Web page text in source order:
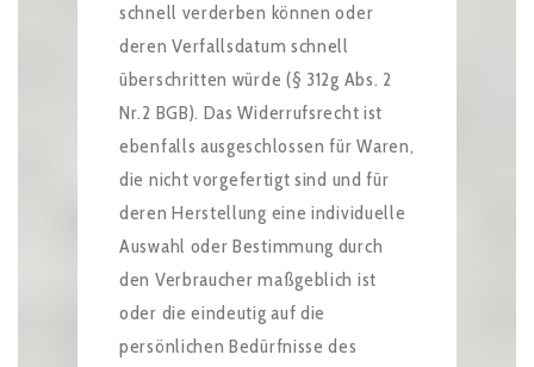
schnell verderben können oder
deren Verfallsdatum schnell
überschritten würde (§ 312g Abs. 2
Nr.2 BGB). Das Widerrufsrecht ist
ebenfalls ausgeschlossen für Waren,
die nicht vorgefertigt sind und für
deren Herstellung eine individuelle
Auswahl oder Bestimmung durch
den Verbraucher maßgeblich ist
oder die eindeutig auf die
persönlichen Bedürfnisse des